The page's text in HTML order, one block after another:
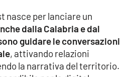
nasce per lanciare un
dalla Calabria e dal
guidare le conversazioni
, attivando relazioni
la narrativa del territorio.